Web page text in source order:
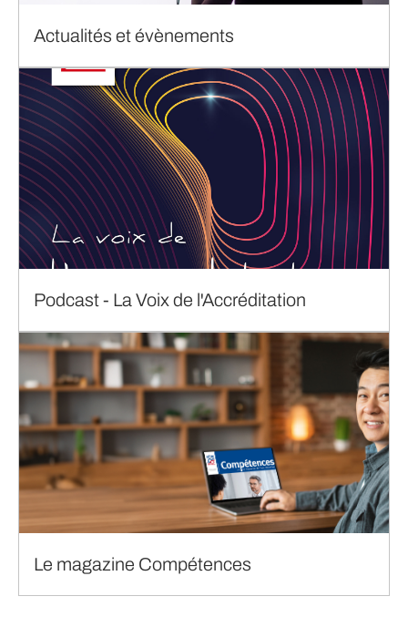
Actualités et évènements
Podcast - La Voix de l'Accréditation
Le magazine Compétences